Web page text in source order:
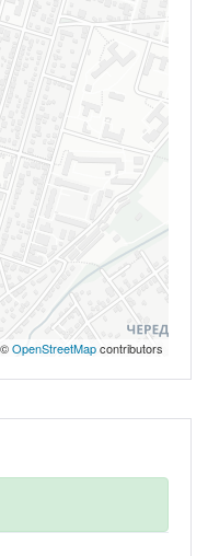
OpenStreetMapcontributors